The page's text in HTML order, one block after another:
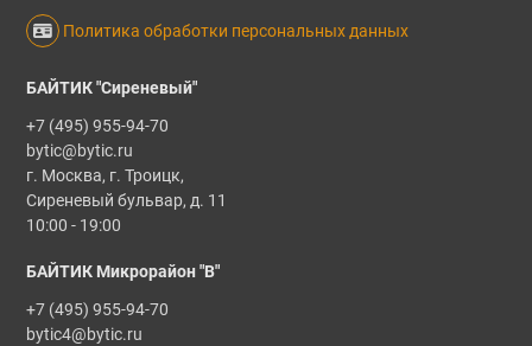
Политика обработки персональных данных
БАЙТИК "Сиреневый"
+7 (495) 955-94-70
bytic@bytic.ru
г. Москва, г. Троицк,
Сиреневый бульвар, д. 11
10:00 - 19:00
БАЙТИК Микрорайон "В"
+7 (495) 955-94-70
bytic4@bytic.ru